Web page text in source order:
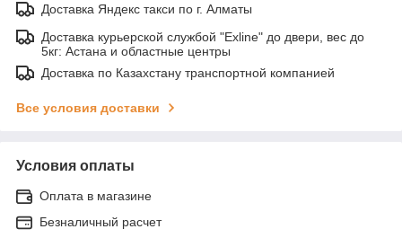
Доставка Яндекс такси по г. Алматы
Доставка курьерской службой "Exline" до двери, вес до
5кг: Астана и областные центры
Доставка по Казахстану транспортной компанией
Все условия доставки
Условия оплаты
Оплата в магазине
Безналичный расчет